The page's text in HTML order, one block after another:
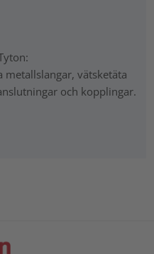
metallslangar, vätsketäta
och kopplingar.